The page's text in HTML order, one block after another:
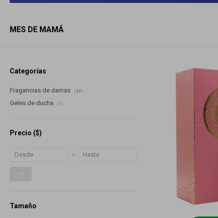
MES DE MAMÁ
Categorías
Fragancias de damas (44)
Geles de ducha (1)
Precio ($)
Tamaño